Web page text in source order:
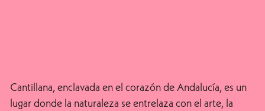
Cantillana, enclavada en el corazón de Andalucía, es un
lugar donde la naturaleza se entrelaza con el arte, la